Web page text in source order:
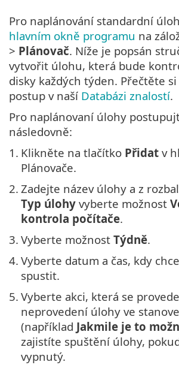
Pro naplánování standardní
hlavním okně programu na
> Plánovač. Níže je popsán
vytvořit úlohu, která bude
disky každých týden. Přečtěte
postup v naší Databázi znalostí.
Pro naplánovaní úlohy
následovně:
1. Klikněte na tlačítko Přidat v
Plánovače.
2. Zadejte název úlohy a z
Typ úlohy vyberte možnost
kontrola počítače.
3. Vyberte možnost Týdně.
4. Vyberte datum a čas, kdy
spustit.
5. Vyberte akci, která se
neprovedení úlohy ve
(například Jakmile je to
zajistíte spuštění úlohy,
vypnutý.